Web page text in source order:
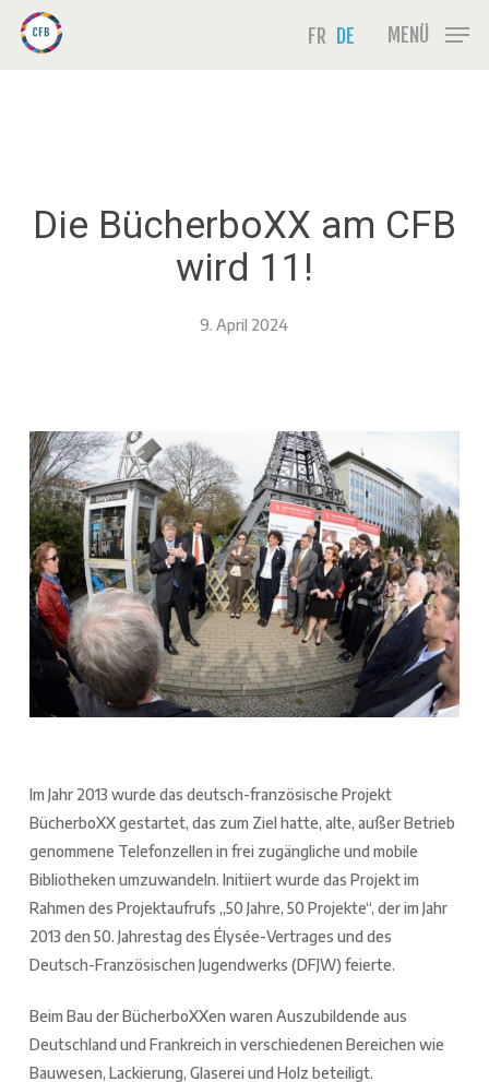
FR DE MENÜ
Die BücherboXX am CFB
wird 11!
9. April 2024
Im Jahr 2013 wurde das deutsch-französische Projekt
BücherboXX gestartet, das zum Ziel hatte, alte, außer Betrieb
genommene Telefonzellen in frei zugängliche und mobile
Bibliotheken umzuwandeln. Initiiert wurde das Projekt im
Rahmen des Projektaufrufs „50 Jahre, 50 Projekte“, der im Jahr
2013 den 50. Jahrestag des Élysée-Vertrages und des
Deutsch-Französischen Jugendwerks (DFJW) feierte.
Beim Bau der BücherboXXen waren Auszubildende aus
Deutschland und Frankreich in verschiedenen Bereichen wie
Bauwesen, Lackierung, Glaserei und Holz beteiligt.